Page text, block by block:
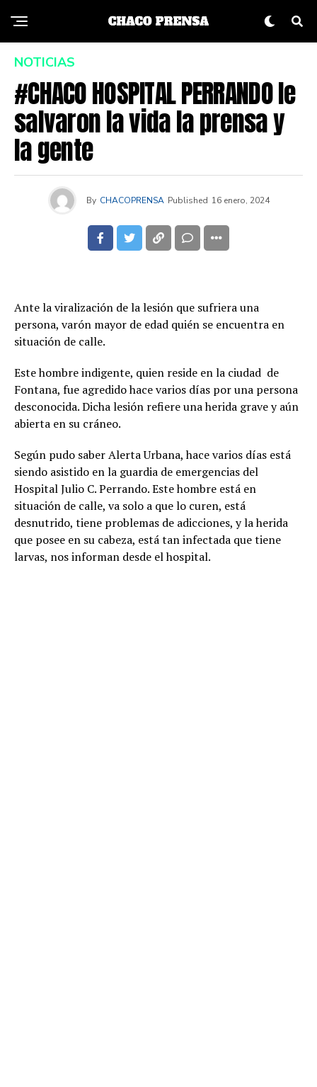
NOTICIAS
#CHACO HOSPITAL PERRANDO le
salvaron la vida la prensa y
la gente
By CHACOPRENSA Published 16 enero, 2024
Ante la viralización de la lesión que sufriera una
persona, varón mayor de edad quién se encuentra en
situación de calle.
Este hombre indigente, quien reside en la ciudad de
Fontana, fue agredido hace varios días por una persona
desconocida. Dicha lesión refiere una herida grave y aún
abierta en su cráneo.
Según pudo saber Alerta Urbana, hace varios días está
siendo asistido en la guardia de emergencias del
Hospital Julio C. Perrando. Este hombre está en
situación de calle, va solo a que lo curen, está
desnutrido, tiene problemas de adicciones, y la herida
que posee en su cabeza, está tan infectada que tiene
larvas, nos informan desde el hospital.